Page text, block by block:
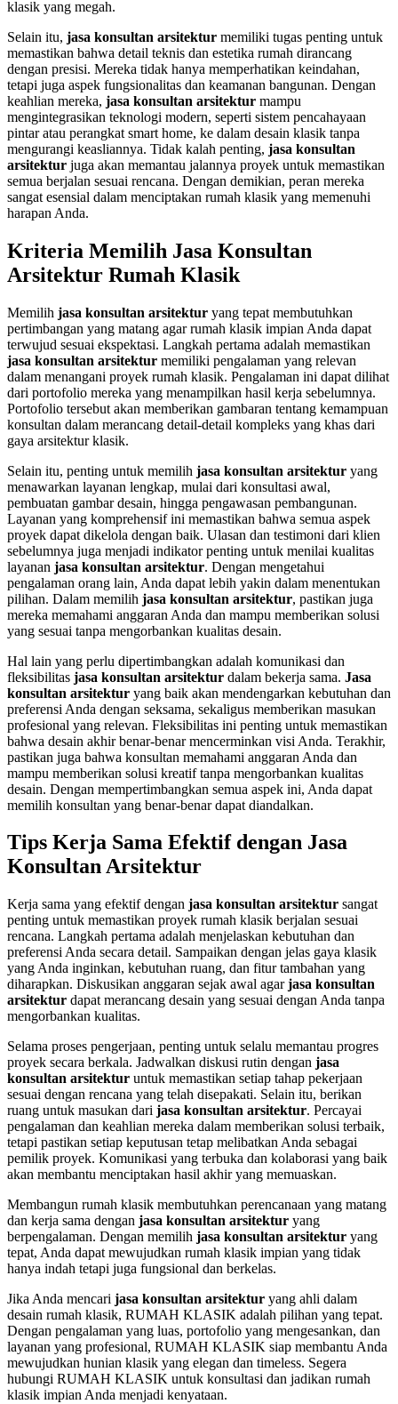
klasik yang megah.
Selain itu, jasa konsultan arsitektur memiliki tugas penting untuk
memastikan bahwa detail teknis dan estetika rumah dirancang
dengan presisi. Mereka tidak hanya memperhatikan keindahan,
tetapi juga aspek fungsionalitas dan keamanan bangunan. Dengan
keahlian mereka, jasa konsultan arsitektur mampu
mengintegrasikan teknologi modern, seperti sistem pencahayaan
pintar atau perangkat smart home, ke dalam desain klasik tanpa
mengurangi keasliannya. Tidak kalah penting, jasa konsultan
arsitektur juga akan memantau jalannya proyek untuk memastikan
semua berjalan sesuai rencana. Dengan demikian, peran mereka
sangat esensial dalam menciptakan rumah klasik yang memenuhi
harapan Anda.
Kriteria Memilih Jasa Konsultan
Arsitektur Rumah Klasik
Memilih jasa konsultan arsitektur yang tepat membutuhkan
pertimbangan yang matang agar rumah klasik impian Anda dapat
terwujud sesuai ekspektasi. Langkah pertama adalah memastikan
jasa konsultan arsitektur memiliki pengalaman yang relevan
dalam menangani proyek rumah klasik. Pengalaman ini dapat dilihat
dari portofolio mereka yang menampilkan hasil kerja sebelumnya.
Portofolio tersebut akan memberikan gambaran tentang kemampuan
konsultan dalam merancang detail-detail kompleks yang khas dari
gaya arsitektur klasik.
Selain itu, penting untuk memilih jasa konsultan arsitektur yang
menawarkan layanan lengkap, mulai dari konsultasi awal,
pembuatan gambar desain, hingga pengawasan pembangunan.
Layanan yang komprehensif ini memastikan bahwa semua aspek
proyek dapat dikelola dengan baik. Ulasan dan testimoni dari klien
sebelumnya juga menjadi indikator penting untuk menilai kualitas
layanan jasa konsultan arsitektur. Dengan mengetahui
pengalaman orang lain, Anda dapat lebih yakin dalam menentukan
pilihan. Dalam memilih jasa konsultan arsitektur, pastikan juga
mereka memahami anggaran Anda dan mampu memberikan solusi
yang sesuai tanpa mengorbankan kualitas desain.
Hal lain yang perlu dipertimbangkan adalah komunikasi dan
fleksibilitas jasa konsultan arsitektur dalam bekerja sama. Jasa
konsultan arsitektur yang baik akan mendengarkan kebutuhan dan
preferensi Anda dengan seksama, sekaligus memberikan masukan
profesional yang relevan. Fleksibilitas ini penting untuk memastikan
bahwa desain akhir benar-benar mencerminkan visi Anda. Terakhir,
pastikan juga bahwa konsultan memahami anggaran Anda dan
mampu memberikan solusi kreatif tanpa mengorbankan kualitas
desain. Dengan mempertimbangkan semua aspek ini, Anda dapat
memilih konsultan yang benar-benar dapat diandalkan.
Tips Kerja Sama Efektif dengan Jasa
Konsultan Arsitektur
Kerja sama yang efektif dengan jasa konsultan arsitektur sangat
penting untuk memastikan proyek rumah klasik berjalan sesuai
rencana. Langkah pertama adalah menjelaskan kebutuhan dan
preferensi Anda secara detail. Sampaikan dengan jelas gaya klasik
yang Anda inginkan, kebutuhan ruang, dan fitur tambahan yang
diharapkan. Diskusikan anggaran sejak awal agarjasa konsultan
arsitektur dapat merancang desain yang sesuai dengan Anda tanpa
mengorbankan kualitas.
Selama proses pengerjaan, penting untuk selalu memantau progres
proyek secara berkala. Jadwalkan diskusi rutin dengan jasa
konsultan arsitektur untuk memastikan setiap tahap pekerjaan
sesuai dengan rencana yang telah disepakati. Selain itu, berikan
ruang untuk masukan dari jasa konsultan arsitektur. Percayai
pengalaman dan keahlian mereka dalam memberikan solusi terbaik,
tetapi pastikan setiap keputusan tetap melibatkan Anda sebagai
pemilik proyek. Komunikasi yang terbuka dan kolaborasi yang baik
akan membantu menciptakan hasil akhir yang memuaskan.
Membangun rumah klasik membutuhkan perencanaan yang matang
dan kerja sama dengan jasa konsultan arsitektur yang
berpengalaman. Dengan memilih jasa konsultan arsitektur yang
tepat, Anda dapat mewujudkan rumah klasik impian yang tidak
hanya indah tetapi juga fungsional dan berkelas.
Jika Anda mencari jasa konsultan arsitektur yang ahli dalam
desain rumah klasik, RUMAH KLASIK adalah pilihan yang tepat.
Dengan pengalaman yang luas, portofolio yang mengesankan, dan
layanan yang profesional, RUMAH KLASIK siap membantu Anda
mewujudkan hunian klasik yang elegan dan timeless. Segera
hubungi RUMAH KLASIK untuk konsultasi dan jadikan rumah
klasik impian Anda menjadi kenyataan.